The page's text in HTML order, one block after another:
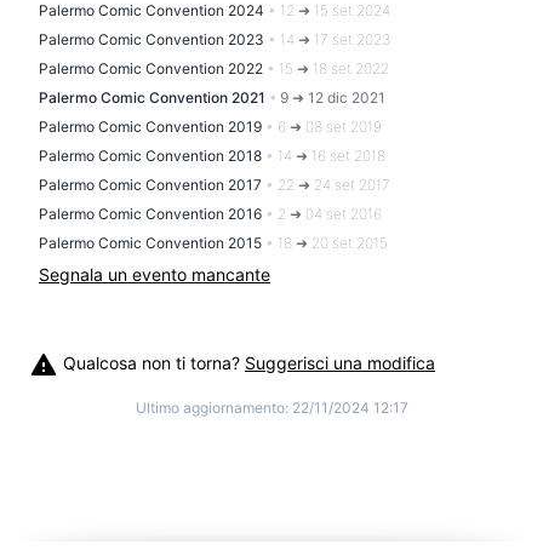
Palermo Comic Convention 2024 • 12 ➜ 15 set 2024
Palermo Comic Convention 2023 • 14 ➜ 17 set 2023
Palermo Comic Convention 2022 • 15 ➜ 18 set 2022
Palermo Comic Convention 2021 • 9 ➜ 12 dic 2021
Palermo Comic Convention 2019 • 6 ➜ 08 set 2019
Palermo Comic Convention 2018 • 14 ➜ 16 set 2018
Palermo Comic Convention 2017 • 22 ➜ 24 set 2017
Palermo Comic Convention 2016 • 2 ➜ 04 set 2016
Palermo Comic Convention 2015 • 18 ➜ 20 set 2015
Segnala un evento mancante
Qualcosa non ti torna? Suggerisci una modifica
Ultimo aggiornamento: 22/11/2024 12:17